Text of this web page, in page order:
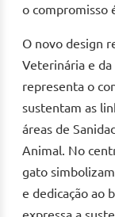
o compromisso
O novo design
Veterinária e da
representa o
sustentam as
áreas de
Animal. No
gato
e dedicação ao